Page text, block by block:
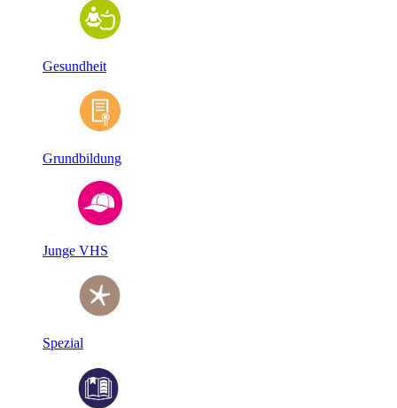
Gesundheit
Grundbildung
Junge VHS
Spezial